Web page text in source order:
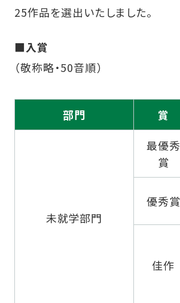
25作品を選出いたしました。
■入賞
（敬称略・50音順）
部門 賞
未就学部門
最優秀
賞
優秀賞
佳作